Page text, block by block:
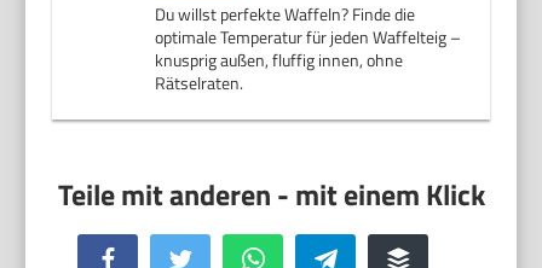
Du willst perfekte Waffeln? Finde die
optimale Temperatur für jeden Waffelteig –
knusprig außen, fluffig innen, ohne
Rätselraten.
Facebook Twitter WhatsApp Telegram Buffer